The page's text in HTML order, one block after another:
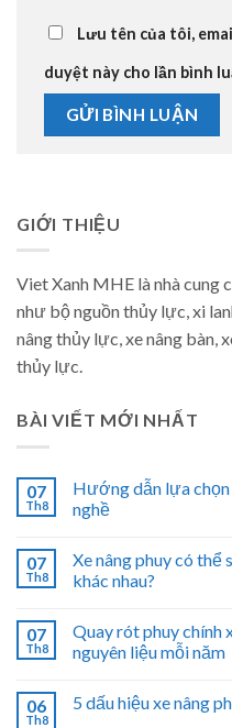
Lưu tên của tôi,
duyệt này cho lần bình
GIỚI THIỆU
Viet Xanh MHE là nhà
như bộ nguồn thủy lực, xi
nâng thủy lực, xe nâng bàn,
thủy lực.
BÀI VIẾT MỚI NHẤT
07
Th8
Hướng dẫn lựa chọn
nghề
07
Th8
Xe nâng phuy có thể
khác nhau?
07
Th8
Quay rót phuy chính
nguyên liệu mỗi năm
06
Th8
5 dấu hiệu xe nâng